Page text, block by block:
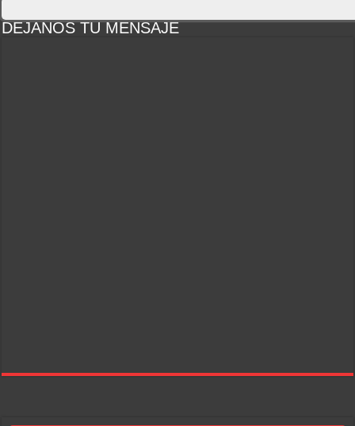
DEJANOS TU MENSAJE